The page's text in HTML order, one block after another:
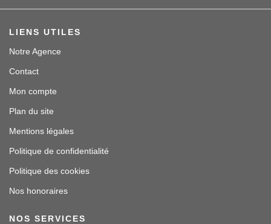
LIENS UTILES
Notre Agence
Contact
Mon compte
Plan du site
Mentions légales
Politique de confidentialité
Politique des cookies
Nos honoraires
NOS SERVICES